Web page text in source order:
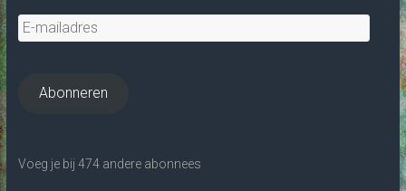
E-
mailadres
Abonneren
Voeg je bij 474 andere abonnees